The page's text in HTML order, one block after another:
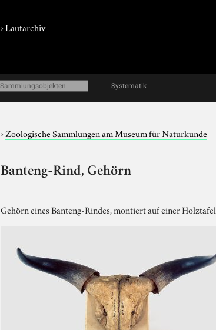
›Lautarchiv
Systematik
›Zoologische Sammlungen am Museum für Naturkunde
Banteng-Rind, Gehörn
Gehörn eines Banteng-Rindes, montiert auf einer Holztafel